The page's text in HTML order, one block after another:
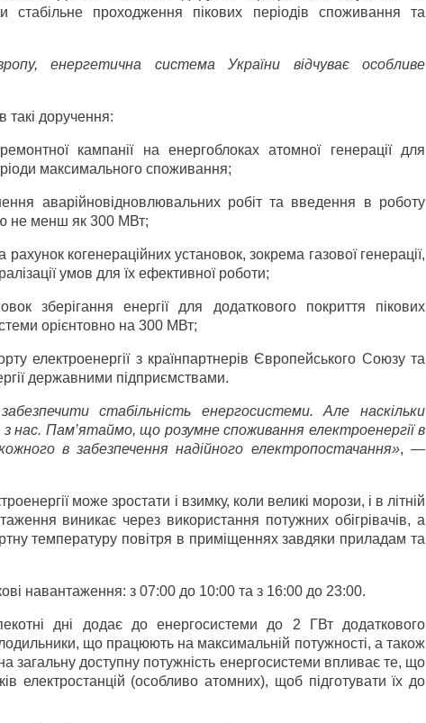
стабільне проходження пікових періодів споживання та
енергетична система України відчуває особливе
такі доручення:
кампанії на енергоблоках атомної генерації для
максимального споживання;
аварійно­відновлювальних робіт та введення в роботу
не менш як 300 МВт;
когенераційних установок, зокрема газової генерації,
умов для їх ефективної роботи;
зберігання енергії для додаткового покриття пікових
орієнтовно на 300 МВт;
електроенергії з країн­партнерів Європейського Союзу та
державними підприємствами.
стабільність енергосистеми. Але наскільки
нас. Пам’ятаймо, що розумне споживання електроенергії в
в забезпечення надійного електропостачання», —
може зростати і взимку, коли великі морози, і в літній
виникає через використання потужних обігрівачів, а
температуру повітря в приміщеннях завдяки приладам та
навантаження: з 07:00 до 10:00 та з 16:00 до 23:00.
дні додає до енергосистеми до 2 ГВт додаткового
що працюють на максимальній потужності, а також
загальну доступну потужність енергосистеми впливає те, що
електростанцій (особливо атомних), щоб підготувати їх до